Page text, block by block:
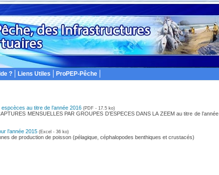
? Liens Utiles ProPEP-Pêche
au titre de l’année 2016 (PDF - 17.5 ko)
MENSUELLES PAR GROUPES D’ESPECES DANS LA ZEEM au titre de l’année
l’année 2015 (Excel - 36 ko)
de production de poisson (pélagique, céphalopodes benthiques et crustacés)